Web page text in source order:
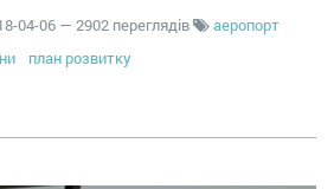
04-06 — 2902 переглядів
аеропорт
план розвитку